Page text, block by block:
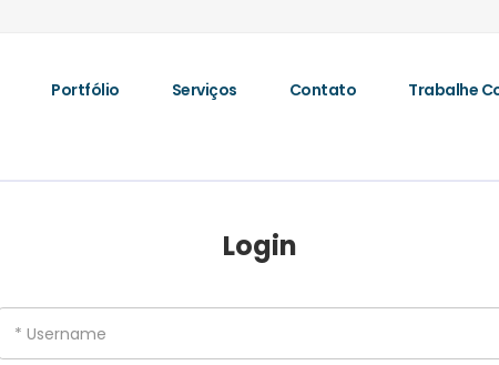
Portfólio Serviços Contato Trabalhe
Login
* Username